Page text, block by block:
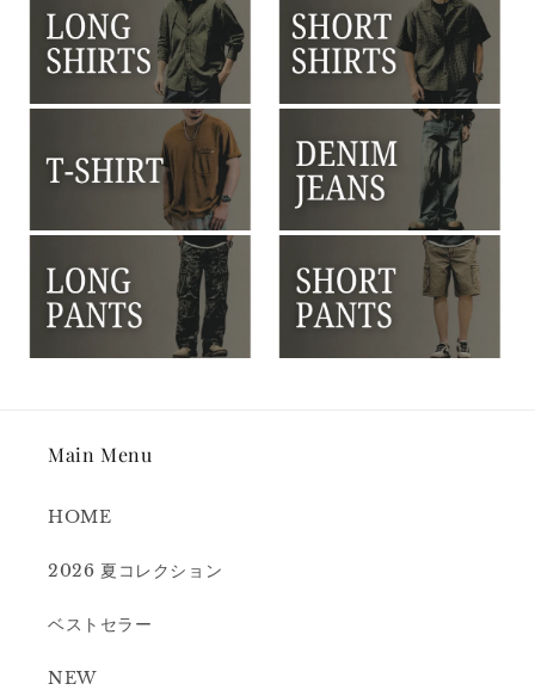
Main Menu
HOME
2026 夏コレクション
ベストセラー
NEW